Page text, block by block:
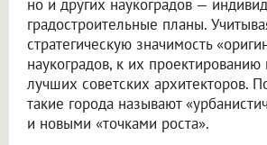
но и других наукоградов —
градостроительные планы.
стратегическую значимость
наукоградов, к их проектированию
лучших советских архитекторов.
такие города называют
и новыми «точками роста».